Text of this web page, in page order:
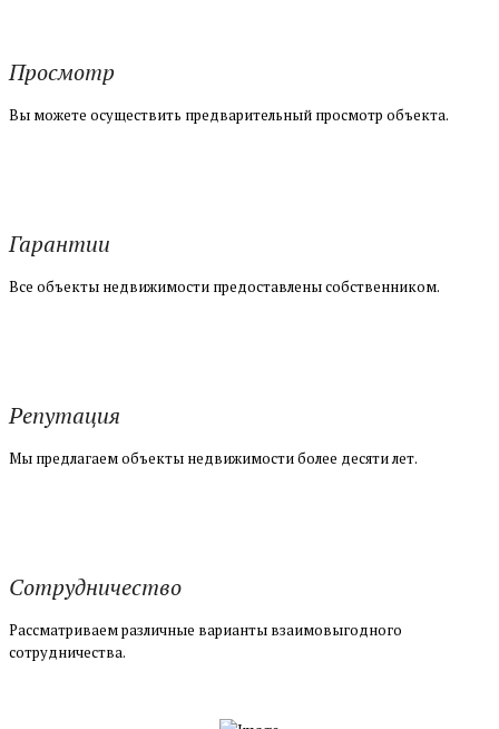
Просмотр
Вы можете осуществить предварительный просмотр объекта.
Гарантии
Все объекты недвижимости предоставлены собственником.
Репутация
Мы предлагаем объекты недвижимости более десяти лет.
Сотрудничество
Рассматриваем различные варианты взаимовыгодного
сотрудничества.